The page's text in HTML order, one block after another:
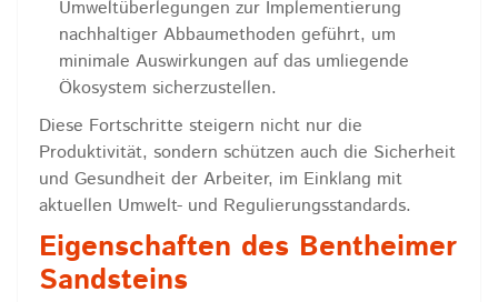
Umweltüberlegungen zur Implementierung
nachhaltiger Abbaumethoden geführt, um
minimale Auswirkungen auf das umliegende
Ökosystem sicherzustellen.
Diese Fortschritte steigern nicht nur die
Produktivität, sondern schützen auch die Sicherheit
und Gesundheit der Arbeiter, im Einklang mit
aktuellen Umwelt- und Regulierungsstandards.
Eigenschaften des Bentheimer
Sandsteins